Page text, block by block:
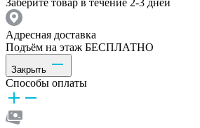
Заберите товар в течение 2-3 дней
Адресная доставка
Подъём на этаж БЕСПЛАТНО
Закрыть
Способы оплаты